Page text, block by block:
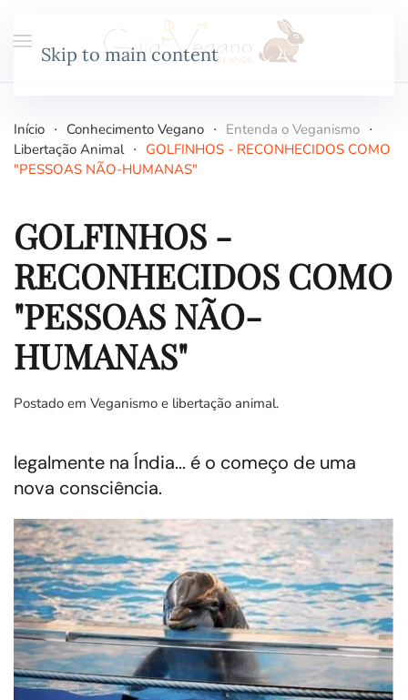
Skip to main content
Início Conhecimento Vegano
Entenda o Veganismo
Libertação Animal
GOLFINHOS - RECONHECIDOS COMO
"PESSOAS NÃO-HUMANAS"
GOLFINHOS -
RECONHECIDOS COMO
"PESSOAS NÃO-
HUMANAS"
Postado em Veganismo e libertação animal.
legalmente na Índia... é o começo de uma
nova consciência.